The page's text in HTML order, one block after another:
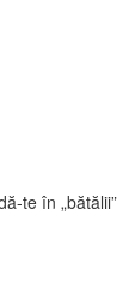
te în „bătălii”